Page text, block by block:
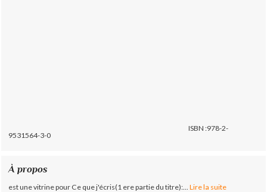
ISBN :978-2-
9531564-3-0
À propos
est une vitrine pour Ce que j'écris(1 ere partie du titre):... Lire la suite